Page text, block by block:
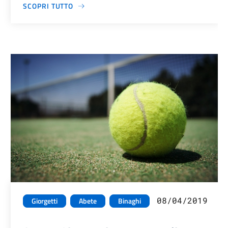
SCOPRI TUTTO
Giorgetti Abete Binaghi 08/04/2019